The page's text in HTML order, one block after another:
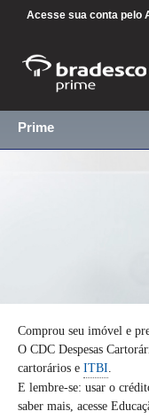
Prime
Comprou seu imóvel e
O CDC Despesas
cartorários e ITBI
E lembre-se: usar o
saber mais, acesse
Acesse sua conta pelo